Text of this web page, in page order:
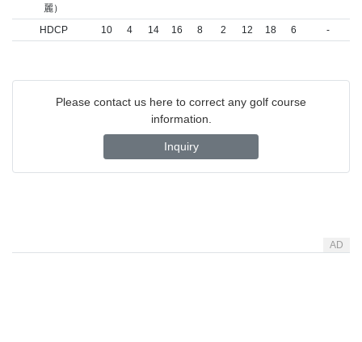
麗）
HDCP 10 4 14 16 8 2 12 18 6 -
Please contact us here to correct any golf course
information.
Inquiry
AD